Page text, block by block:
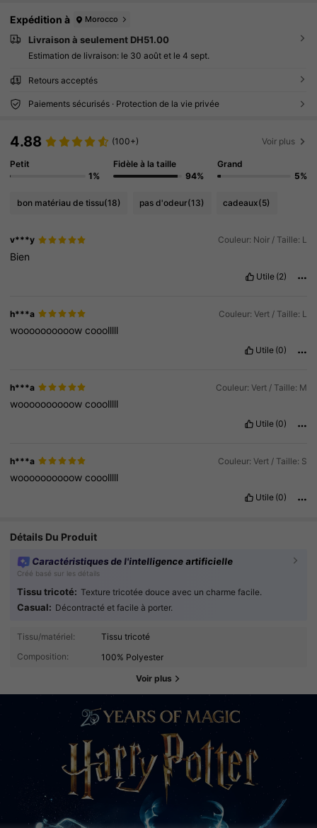
Expédition à Morocco
Livraison à seulement DH51.00
Estimation de livraison: le 30 août et le 4 sept.
Retours acceptés
Paiements sécurisés · Protection de la vie privée
4.88 (100+) Voir plus
Petit
1%
Fidèle à la taille
94%
Grand
5%
bon matériau de tissu(18) pas d'odeur(13) cadeaux(5)
v***y Couleur: Noir / Taille: L
Bien
Utile (2)
h***a Couleur: Vert / Taille: L
woooooooooowcooolllll
Utile (0)
h***a Couleur: Vert / Taille: M
woooooooooowcooolllll
Utile (0)
h***a Couleur: Vert / Taille: S
woooooooooowcooolllll
Utile (0)
Détails Du Produit
Caractéristiques de l'intelligence artificielle
Créé basé sur les détails
Tissu tricoté: Texture tricotée douce avec un charme facile.
Casual: Décontracté et facile à porter.
Tissu/matériel:
Tissu tricoté
Composition:
100% Polyester
Voir plus
4.90